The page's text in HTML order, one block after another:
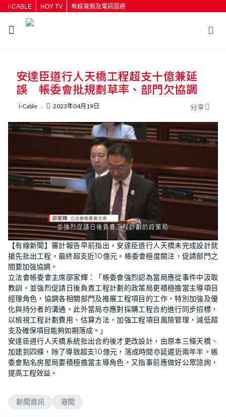
i-CABLE HOY TV 有線寬頻及電訊服務
按輸入鍵開始搜尋
安達臣道行人天橋工程超支十億兼延
誤 帳委會批規劃草率、部門欠協調
i-Cable 2023年04月19日 分享
【有線新聞】審計報告早前指出，安達臣道行人天橋未完成設計就
搶先批出工程，最終超支近10億元。帳委會極度關注，促請部門之
間要加強協調。
立法會帳委會主席邵家輝：「帳委會強烈認為當局應從事件中汲取
教訓，並強烈促請日後負責工程計劃的政策局更積極擔當主導項目
經理角色，協調各相關部門及推展工程項目的工作，特別加強及優
化與持分者的溝通。此外當局亦應對採購工程合約進行同步招標，
以檢視工程計劃費用、估算方法，加強工程項目風險管理，減低超
支及確保項目能夠如期落成。」
安達臣道行人天橋系統批出合約後才更改設計，由原本三條天橋、
加建到四條，除了導致超支10億元，落成時間亦延遲近兩年半。帳
委會點名房屋局要積極擔當主導角色，又指事前應做好公眾諮詢，
提高工程效益。
新聞資訊 港聞